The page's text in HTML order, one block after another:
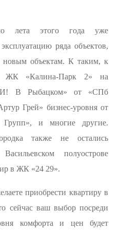
лета этого года уже
ряда объектов,
объектам. К таким, к
ЖК «Калина-Парк 2» на
В Рыбацком» от «СПб
Грей» бизнес-уровня от
и многие другие.
также не остались
полуострове
в ЖК «24 29».
приобрести квартиру в
сейчас ваш выбор посреди
комфорта и цен будет